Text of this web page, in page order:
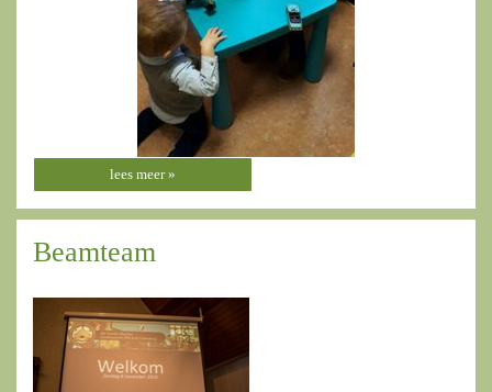
lees meer »
Beamteam